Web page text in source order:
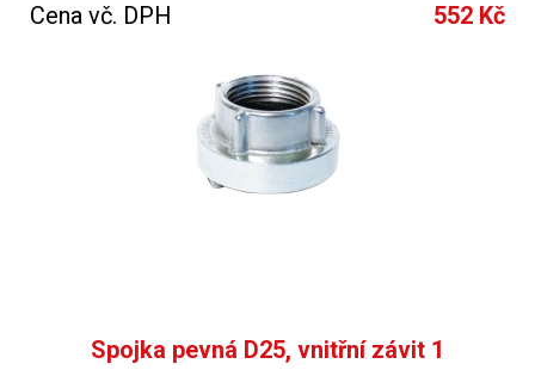
Cena vč. DPH 552 Kč
Spojka pevná D25, vnitřní závit 1